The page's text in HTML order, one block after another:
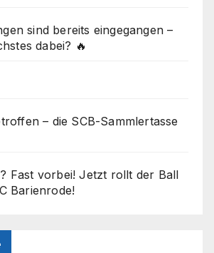
sind bereits eingegangen –
dabei? 🔥
– die SCB-Sammlertasse
Fast vorbei! Jetzt rollt der Ball
Barienrode!